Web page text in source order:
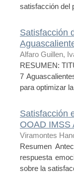
satisfacción del
Satisfacción
Alfaro Guillen,
RESUMEN:
7
para optimizar
Satisfacción
OOAD IMSS
Viramontes
Resumen
respuesta
sobre la